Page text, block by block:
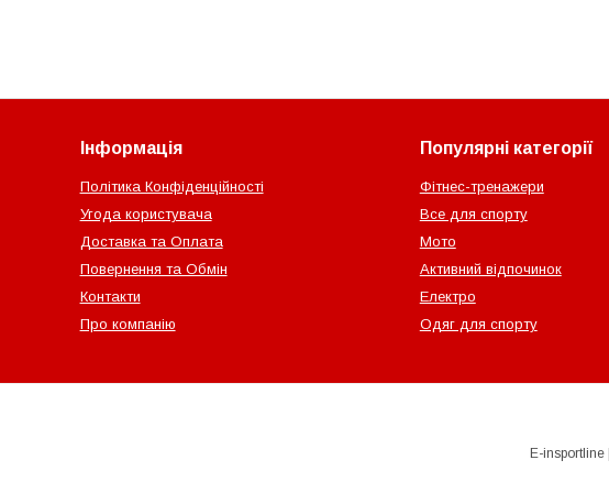
Інформація
Політика Конфіденційності
Угода користувача
Доставка та Оплата
Повернення та Обмін
Контакти
Про компанію
Популярні категорії
Фітнес-тренажери
Все для спорту
Мото
Активний відпочинок
Електро
Одяг для спорту